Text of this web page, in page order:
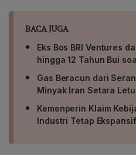
BACA JUGA
Eks Bos BRI Ventures
hingga 12 Tahun Bui
Gas Beracun dari
Minyak Iran Setara
Kemenperin Klaim
Industri Tetap Ekspansif